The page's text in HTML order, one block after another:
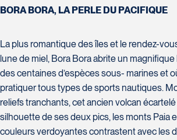
BORA BORA, LA PERLE DU PACIFIQUE
La plus romantique des îles et le rendez-
lune de miel, Bora Bora abrite un
des centaines d’espèces sous- marines et
pratiquer tous types de sports nautiques.
reliefs tranchants, cet ancien volcan
silhouette de ses deux pics, les monts Paia
couleurs verdoyantes contrastent avec les
Voyages Terre et Monde
1460 Chemin Gascon
Terrebonne
J6X 2Z5
450-964-3574
Club Voyages Princesse
Granby
J2G 2Y4
Tél :450-372-4444
Le Voyagiste de Québec
Bourgeois - Suite
120QuébecG1W 0C1
418-977-4080 / 1-877-977-